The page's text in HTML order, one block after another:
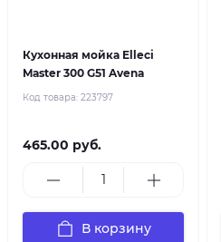
Кухонная мойка Elleci
Master 300 G51 Avena
Код товара: 223797
465.00 руб.
В корзину